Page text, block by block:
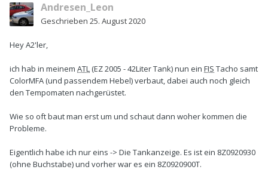
Andresen_Leon
Geschrieben 25. August 2020
Hey A2'ler,
ich hab in meinem ATL (EZ 2005 - 42Liter Tank) nun ein FIS Tacho samt
ColorMFA (und passendem Hebel) verbaut, dabei auch noch gleich
den Tempomaten nachgerüstet.
Wie so oft baut man erst um und schaut dann woher kommen die
Probleme.
Eigentlich habe ich nur eins -> Die Tankanzeige. Es ist ein 8Z0920930
(ohne Buchstabe) und vorher war es ein 8Z0920900T.